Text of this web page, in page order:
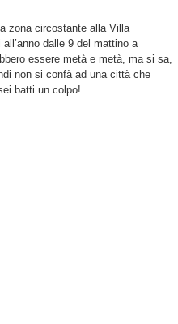
zona circostante alla Villa
dalle 9 del mattino a
essere metà e metà, ma si sa,
non si confà ad una città che
batti un colpo!